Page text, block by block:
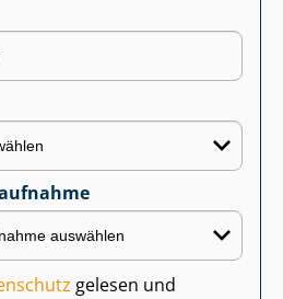
gelesen und